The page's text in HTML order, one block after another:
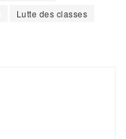
Lutte des classes